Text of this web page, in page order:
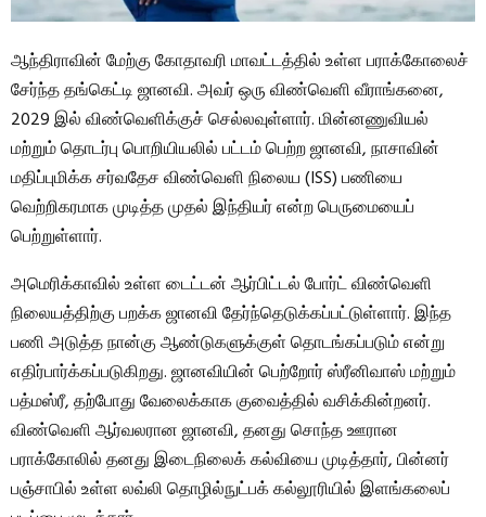
ஆந்திராவின் மேற்கு கோதாவரி மாவட்டத்தில் உள்ள பராக்கோலைச்
சேர்ந்த தங்கெட்டி ஜானவி. அவர் ஒரு விண்வெளி வீராங்கனை,
2029 இல் விண்வெளிக்குச் செல்லவுள்ளார். மின்னணுவியல்
மற்றும் தொடர்பு பொறியியலில் பட்டம் பெற்ற ஜானவி, நாசாவின்
மதிப்புமிக்க சர்வதேச விண்வெளி நிலைய (ISS) பணியை
வெற்றிகரமாக முடித்த முதல் இந்தியர் என்ற பெருமையைப்
பெற்றுள்ளார்.
அமெரிக்காவில் உள்ள டைட்டன் ஆர்பிட்டல் போர்ட் விண்வெளி
நிலையத்திற்கு பறக்க ஜானவி தேர்ந்தெடுக்கப்பட்டுள்ளார். இந்த
பணி அடுத்த நான்கு ஆண்டுகளுக்குள் தொடங்கப்படும் என்று
எதிர்பார்க்கப்படுகிறது. ஜானவியின் பெற்றோர் ஸ்ரீனிவாஸ் மற்றும்
பத்மஸ்ரீ, தற்போது வேலைக்காக குவைத்தில் வசிக்கின்றனர்.
விண்வெளி ஆர்வலரான ஜானவி, தனது சொந்த ஊரான
பராக்கோலில் தனது இடைநிலைக் கல்வியை முடித்தார், பின்னர்
பஞ்சாபில் உள்ள லவ்லி தொழில்நுட்பக் கல்லூரியில் இளங்கலைப்